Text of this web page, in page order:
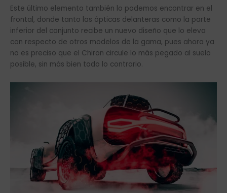
Este último elemento también lo podemos encontrar en el
frontal, donde tanto las ópticas delanteras como la parte
inferior del conjunto recibe un nuevo diseño que lo eleva
con respecto de otros modelos de la gama, pues ahora ya
no es preciso que el Chiron circule lo más pegado al suelo
posible, sin más bien todo lo contrario.